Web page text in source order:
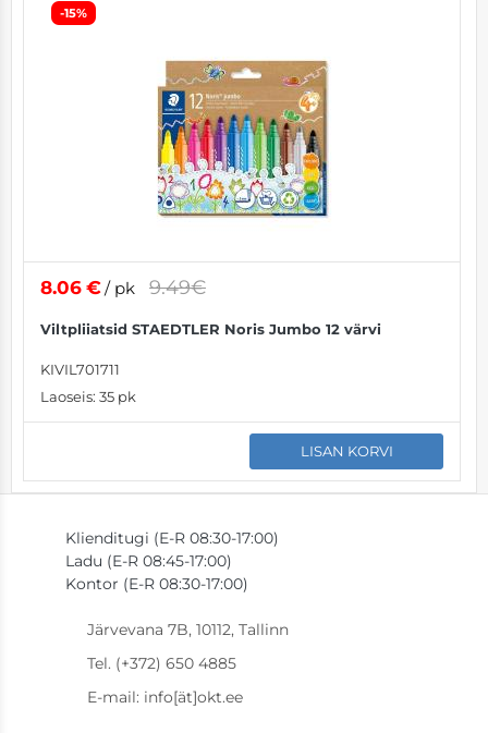
-15%
8.06 €/ pk 9.49€
Viltpliiatsid STAEDTLER Noris Jumbo 12 värvi
KIVIL701711
Laoseis: 35 pk
LISAN KORVI
Klienditugi (E-R 08:30-17:00)
Ladu (E-R 08:45-17:00)
Kontor (E-R 08:30-17:00)
Järvevana 7B, 10112, Tallinn
Tel. (+372) 650 4885
E-mail: info[ät]okt.ee